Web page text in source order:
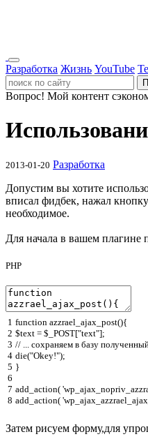
Разработка Жизнь YouTube
Вопрос! Мой контент
2013-01-20 Разработка
Допустим вы хотите
вписал фидбек, нажал
необходимое.
Для начала в вашем плагине
PHP
1
2
3
4
5
6
7
8
function azzrael_ajax_post(){
$text = $_POST["text"];
// ... сохраняем в базу
die("Okey!");
}
add_action(
add_action(
Затем рисуем форму,для